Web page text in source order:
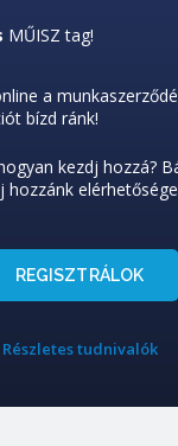
MŰISZ tag!
a
bízd ránk!
kezdj hozzá?
hozzánk
REGISZTRÁLOK
Részletes tudnivalók